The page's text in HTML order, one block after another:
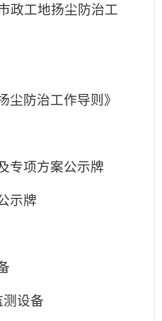
政工地扬尘防治工
尘防治工作导则》
专项方案公示牌
示牌
设备